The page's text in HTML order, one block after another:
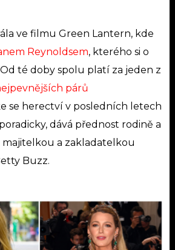
ve filmu Green Lantern, kde
Reynoldsem, kterého si o
té doby spolu platí za jeden z
párů
se herectví v posledních letech
dává přednost rodině a
a zakladatelkou
Buzz.